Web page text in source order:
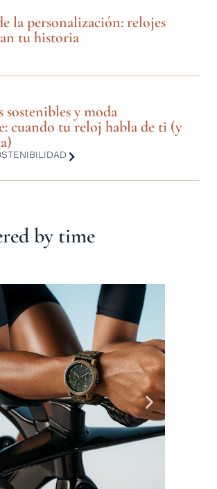
la personalización: relojes
tu historia
sostenibles y moda
cuando tu reloj habla de ti (y
by time